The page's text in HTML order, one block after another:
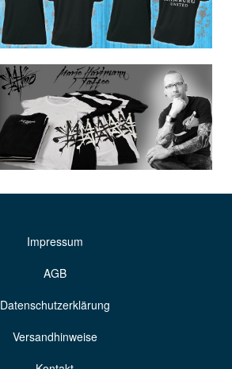
Impressum
AGB
Datenschutzerklärung
Versandhinweise